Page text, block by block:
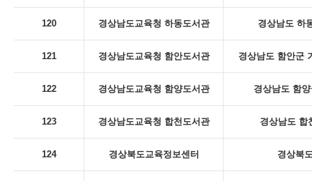
120 경상남도교육청 하동도서관 경상남도 하
121 경상남도교육청 함안도서관 경상남도 함안군
122 경상남도교육청 함양도서관 경상남도 함
123 경상남도교육청 합천도서관 경상남도 합
124 경상북도교육정보센터 경상북